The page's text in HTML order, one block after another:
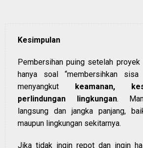
Kesimpulan
Pembersihan puing setelah
hanya soal “membersihkan sisa
menyangkut keamanan,
perlindungan lingkungan.
langsung dan jangka panjang,
maupun lingkungan sekitarnya.
Jika tidak ingin repot dan ingin